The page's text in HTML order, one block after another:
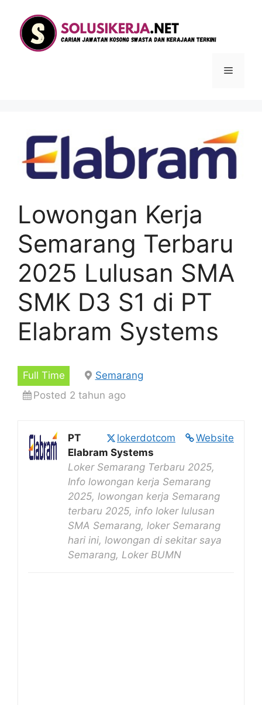
Menu
Lowongan Kerja
Semarang Terbaru
2025 Lulusan SMA
SMK D3 S1 di PT
Elabram Systems
Full Time
Semarang
Posted 2 tahun ago
Website
lokerdotcom
PT
Elabram Systems
Loker Semarang Terbaru 2025,
Info lowongan kerja Semarang
2025, lowongan kerja Semarang
terbaru 2025, info loker lulusan
SMA Semarang, loker Semarang
hari ini, lowongan di sekitar saya
Semarang, Loker BUMN